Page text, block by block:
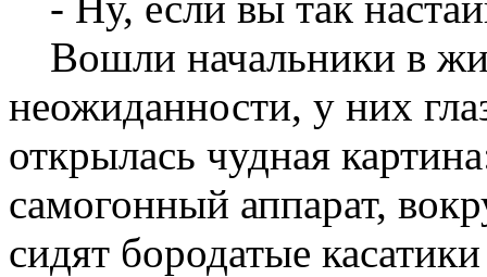
Вошли начальники в
неожиданности, у них
открылась чудная
самогонный аппарат,
сидят бородатые